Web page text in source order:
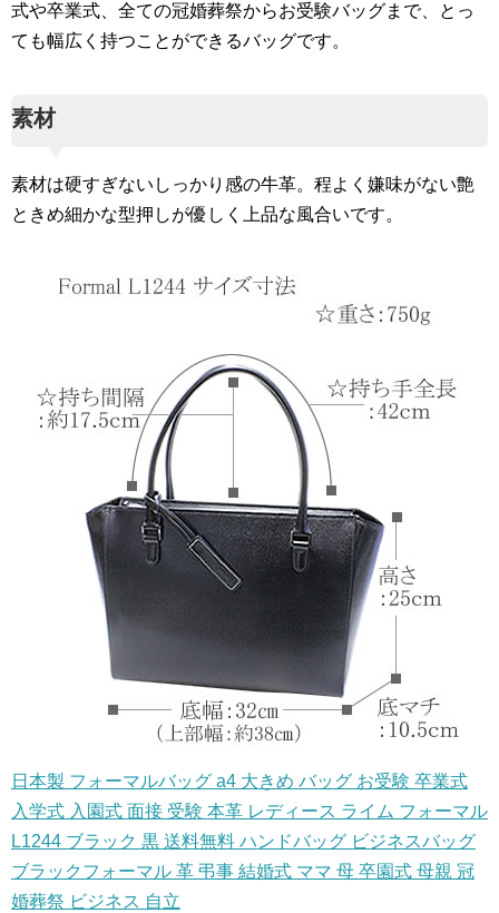
式や卒業式、全ての冠婚葬祭からお受験バッグまで、とっ
ても幅広く持つことができるバッグです。
素材
素材は硬すぎないしっかり感の牛革。程よく嫌味がない艶
ときめ細かな型押しが優しく上品な風合いです。
日本製 フォーマルバッグ a4 大きめ バッグ お受験 卒業式
入学式 入園式 面接 受験 本革 レディース ライム フォーマル
L1244 ブラック 黒 送料無料 ハンドバッグ ビジネスバッグ
ブラックフォーマル 革 弔事 結婚式 ママ 母 卒園式 母親 冠
婚葬祭 ビジネス 自立